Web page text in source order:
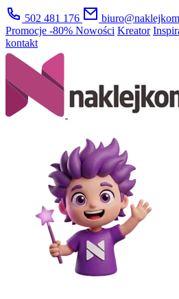
502 481 176
Promocje -80% Nowości Kreator
kontakt